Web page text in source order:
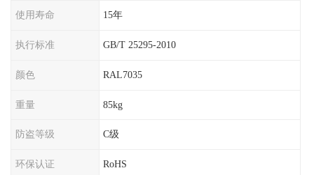
使用寿命 15年
执行标准 GB/T 25295-2010
颜色 RAL7035
重量 85kg
防盗等级 C级
环保认证 RoHS